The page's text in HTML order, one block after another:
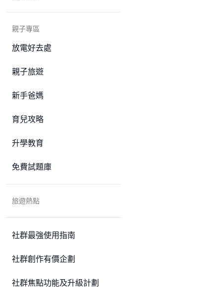
親子專區
放電好去處
親子旅遊
新手爸媽
育兒攻略
升學教育
免費試題庫
旅遊熱點
社群最強使用指南
社群創作有價企劃
社群焦點功能及升級計劃